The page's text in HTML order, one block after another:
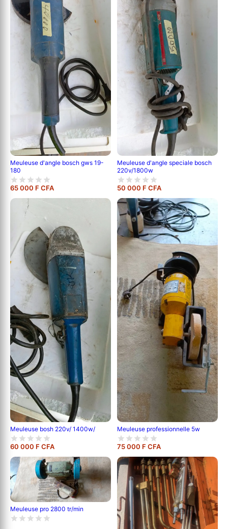
Meuleuse d'angle bosch gws 19-
180
65 000 F CFA
Meuleuse d'angle speciale bosch
220v/1800w
50 000 F CFA
Meuleuse bosh 220v/ 1400w/
60 000 F CFA
Meuleuse professionnelle 5w
75 000 F CFA
Meuleuse pro 2800 tr/min